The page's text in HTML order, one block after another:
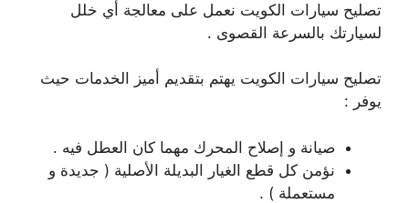
تصليح سيارات الكويت نعمل على معالجة أي خلل
لسيارتك بالسرعة القصوى .
تصليح سيارات الكويت يهتم بتقديم أميز الخدمات حيث
يوفر :
صيانة و إصلاح المحرك مهما كان العطل فيه .
نؤمن كل قطع الغيار البديلة الأصلية ( جديدة و
مستعملة ) .